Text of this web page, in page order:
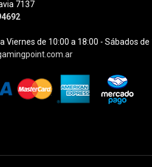
7137
Viernes de 10:00 a 18:00 - Sábados de